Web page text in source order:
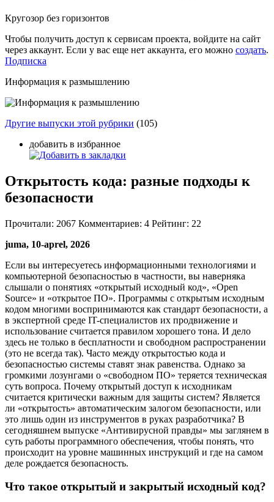
Кругозор без горизонтов
Чтобы получить доступ к сервисам проекта, войдите на сайт
через аккаунт. Если у вас еще нет аккаунта, его можно создать.
Подписка
Информация к размышлению
Другие выпуски этой рубрики (105)
добавить в избранное
Открытость кода: разные подходы к
безопасности
Прочитали: 2067 Комментариев: 4 Рейтинг: 22
juma, 10-aprel, 2026
Если вы интересуетесь информационными технологиями и
компьютерной безопасностью в частности, вы наверняка
слышали о понятиях «открытый исходный код», «Open
Source» и «открытое ПО». Программы с открытым исходным
кодом многими воспринимаются как стандарт безопасности, а
в экспертной среде IT-специалистов их продвижение и
использование считается правилом хорошего тона. И дело
здесь не только в бесплатности и свободном распространении
(это не всегда так). Часто между открытостью кода и
безопасностью системы ставят знак равенства. Однако за
громкими лозунгами о «свободном ПО» теряется техническая
суть вопроса. Почему открытый доступ к исходникам
считается критически важным для защиты систем? Является
ли «открытость» автоматическим залогом безопасности, или
это лишь один из инструментов в руках разработчика? В
сегодняшнем выпуске «Антивирусной правды» мы заглянем в
суть работы программного обеспечения, чтобы понять, что
происходит на уровне машинных инструкций и где на самом
деле рождается безопасность.
Что такое открытый и закрытый исходный код?